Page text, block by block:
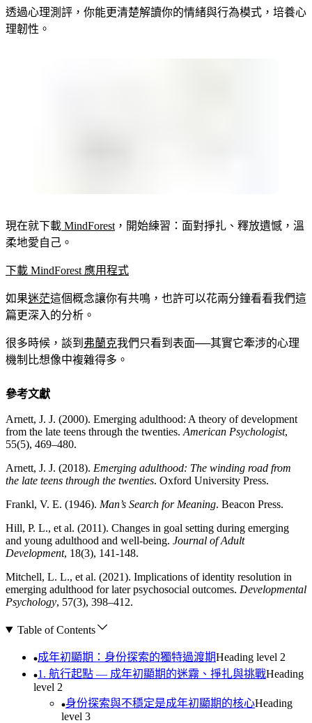
透過心理測評，你能更清楚解讀你的情緒與行為模式，培養心
理韌性。
現在就下載 MindForest ，開始練習：面對掙扎、釋放遺憾，溫
柔地愛自己。
下載 MindForest 應用程式
如果迷茫這個概念讓你有共鳴，也許可以花兩分鐘看看我們這
篇更深入的分析。
很多時候，談到 弗蘭克我們只看到表面──其實它牽涉的心理
機制比想像中複雜得多。
參考文獻
Arnett, J. J. (2000). Emerging adulthood: A theory of development
from the late teens through the twenties. American Psychologist,
55(5), 469–480.
Arnett, J. J. (2018). Emerging adulthood: The winding road from
the late teens through the twenties. Oxford University Press.
Frankl, V. E. (1946). Man’s Search for Meaning. Beacon Press.
Hill, P. L., et al. (2011). Changes in goal setting during emerging
and young adulthood and well-being. Journal of Adult
Development, 18(3), 141-148.
Mitchell, L. L., et al. (2021). Implications of identity resolution in
emerging adulthood for later psychosocial outcomes. Developmental
Psychology, 57(3), 398–412.
Table of Contents
成年初顯期：身份探索的獨特過渡期Heading level 2
1. 航行起點 — 成年初顯期的迷霧、掙扎與挑戰Heading
level 2
身份探索與不穩定是成年初顯期的核心Heading
level 3